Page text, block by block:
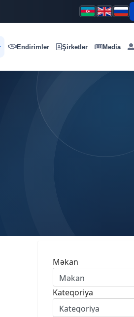
Endirimlər Şirkətlər Media
Məkan
Kateqoriya